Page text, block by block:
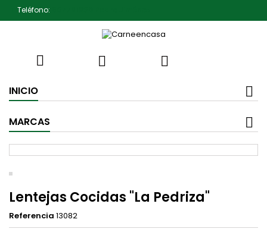
Teléfono:
  
INICIO
MARCAS
Lentejas Cocidas "La Pedriza"
Referencia 13082